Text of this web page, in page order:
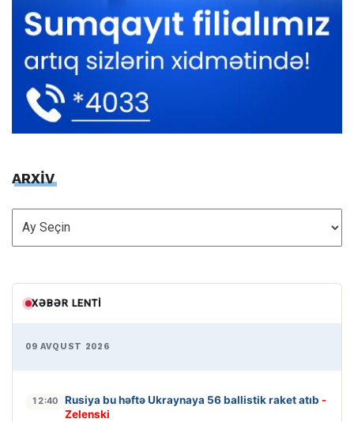
ARXİV
ARXİV
XƏBƏR LENTI
09 AVQUST 2026
12:40 Rusiya bu həftə Ukraynaya 56 ballistik raket atıb -
Zelenski